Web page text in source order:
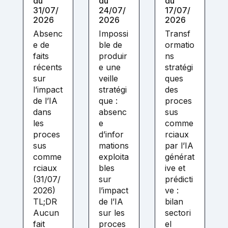
31/07/
2026
Absenc
e de
faits
récents
sur
l’impact
de l’IA
dans
les
proces
sus
comme
rciaux
(31/07/
2026)
TL;DR
Aucun
fait
24/07/
2026
Impossi
ble de
produir
e une
veille
stratégi
que :
absenc
e
d’infor
mations
exploita
bles
sur
l’impact
de l’IA
sur les
proces
17/07/
2026
Transf
ormatio
ns
stratégi
ques
des
proces
sus
comme
rciaux
par l’IA
générat
ive et
prédicti
ve :
bilan
sectori
el